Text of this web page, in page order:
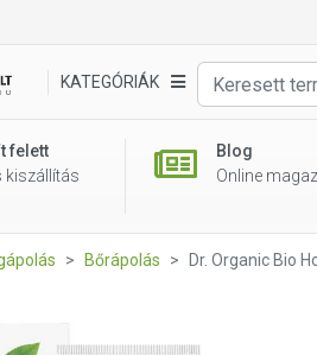
KATEGÓRIÁK
felett
kiszállítás
Blog
Online
Bőrápolás Dr. Organic Bio